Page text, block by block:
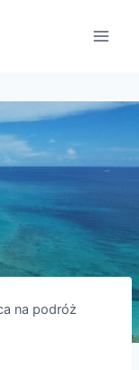
na podróż